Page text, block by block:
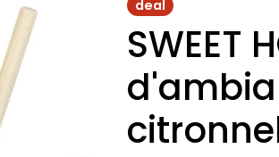
deal
SWEET